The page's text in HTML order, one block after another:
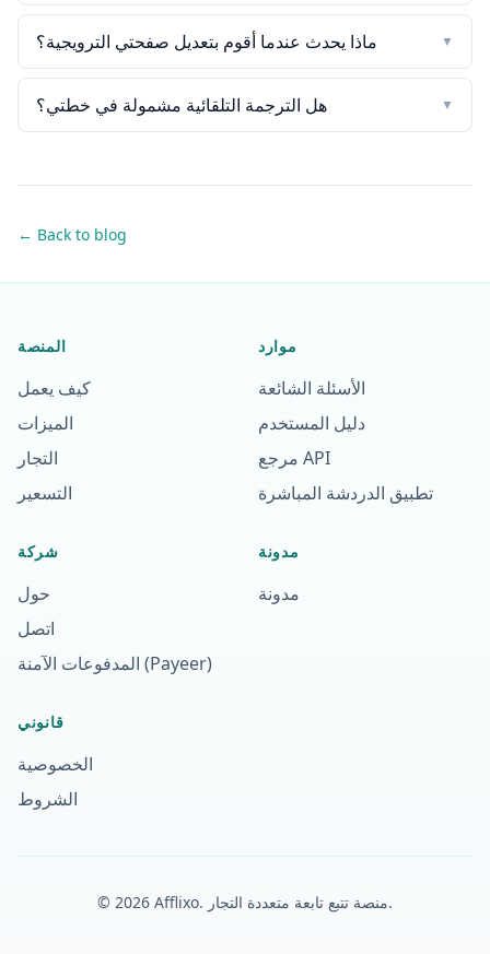
ماذا يحدث عندما أقوم بتعديل صفحتي الترويجية؟ ▼
هل الترجمة التلقائية مشمولة في خطتي؟ ▼
← Back to blog
المنصة
كيف يعمل
الميزات
التجار
التسعير
موارد
الأسئلة الشائعة
دليل المستخدم
مرجع API
تطبيق الدردشة المباشرة
شركة
حول
اتصل
المدفوعات الآمنة (Payeer)
مدونة
مدونة
قانوني
الخصوصية
الشروط
© 2026 Afflixo. منصة تتبع تابعة متعددة التجار.